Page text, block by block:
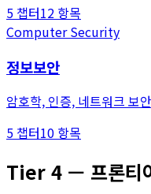
5 챕터12 항목
Computer Security
정보보안
암호학, 인증, 네트워크 보
5 챕터10 항목
Tier 4 — 프론티